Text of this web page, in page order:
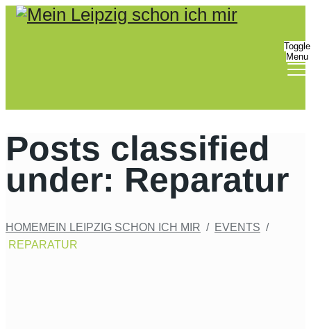
Bitte
beachten
Barrierefreiheitssystem.
Toggle
Menu
Posts classified
under: Reparatur
HOMEMEIN LEIPZIG SCHON ICH MIR / EVENTS /
REPARATUR